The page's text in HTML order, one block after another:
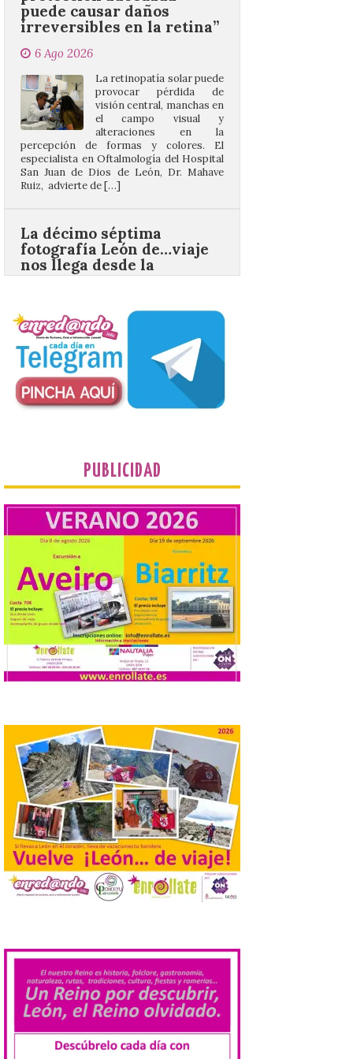
6 Ago 2026
La retinopatía solar puede
el campo visual y
alteraciones en la
percepción de formas y colores. El
especialista en Oftalmología del Hospital
San Juan de Dios de León, Dr. Mahave
Ruiz, advierte de […]
La décimo séptima
nos llega desde la
carretera CL 626 con
motivo de la marcha en
defensa de FEVE
Nueva edición de León
de…viaje. Una iniciativa
organizado por la sección
juvenil de la Asociación
Enróllate, la Asociación
Conceyu País Llionés y el Diario de
Turismo, Ocio e Información para
Camarzius fest: frente al
macroevento, un festival
cultural transformador
que apuesta por el legado.
6 Ago 2026
Los días 7, 8 y 9 de agosto
de 2026, Camarzana de
Tera volverá a convertirse
en punto de encuentro,
con la Villa Romana de
Orpheus. Vivimos un momento en el que la
música en directo mueve grandes
fenómenos de […]
Cabrillanes analizará,
conforme a la legalidad, la
solicitud para la
celebración del Iberia
Eclipse Festival
6 Ago 2026
Durante la mañana de ayer
miércoles ha sido
registrada en el
Ayuntamiento una
solicitud relacionada con
celebración del denominado Iberia
Eclipse Festival en […]
La Universidad de León
retoma las excavaciones
en La Peña del Castro para
PUBLICIDAD